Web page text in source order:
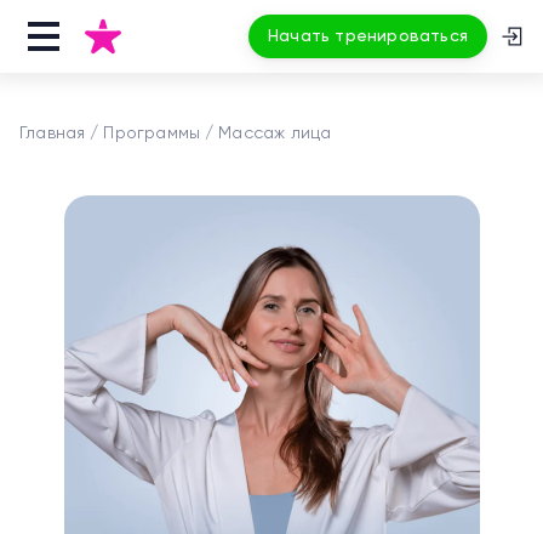
Начать тренироваться
Главная Программы Массаж лица